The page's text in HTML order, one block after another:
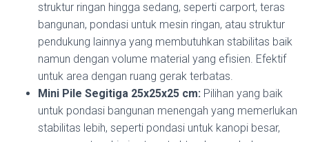
struktur ringan hingga sedang, seperti carport, teras
bangunan, pondasi untuk mesin ringan, atau struktur
pendukung lainnya yang membutuhkan stabilitas baik
namun dengan volume material yang efisien. Efektif
untuk area dengan ruang gerak terbatas.
Mini Pile Segitiga 25x25x25 cm: Pilihan yang baik
untuk pondasi bangunan menengah yang memerlukan
stabilitas lebih, seperti pondasi untuk kanopi besar,